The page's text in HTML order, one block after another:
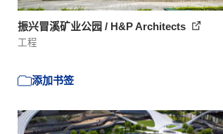
振兴冒溪矿业公园 / H&P Architects
工程
添加书签